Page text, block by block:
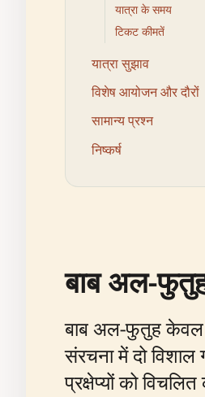
यात्रा के समय
टिकट कीमतें
यात्रा सुझाव
विशेष आयोजन और दौरों
सामान्य प्रश्न
निष्कर्ष
बाब अल-
बाब अल-फुतुह केवल
संरचना में दो
प्रक्षेप्यों को